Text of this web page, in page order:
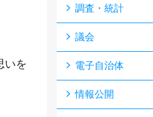
いを
調査・統計
議会
電子自治体
情報公開